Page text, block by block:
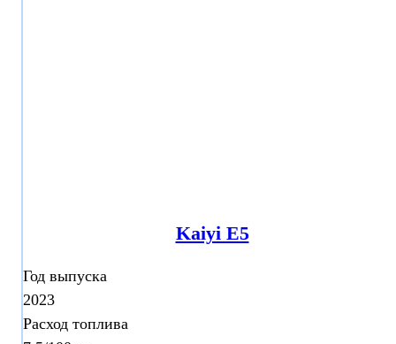
Kaiyi E5
Год выпуска
2023
Расход топлива